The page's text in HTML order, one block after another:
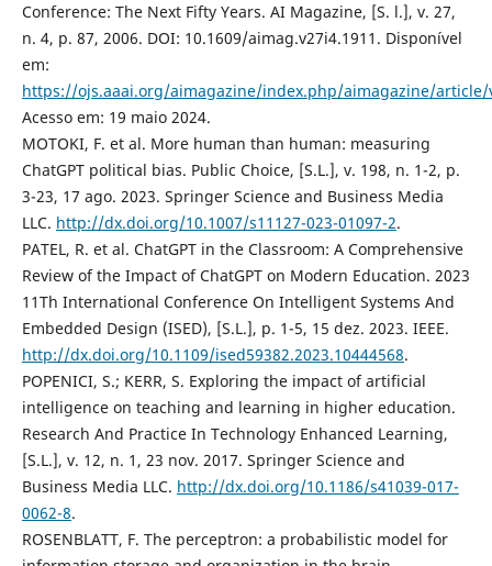
Conference: The Next Fifty Years. AI Magazine, [S. l.], v. 27,
n. 4, p. 87, 2006. DOI: 10.1609/aimag.v27i4.1911. Disponível
em:
https://ojs.aaai.org/aimagazine/index.php/aimagazine/article/
Acesso em: 19 maio 2024.
MOTOKI, F. et al. More human than human: measuring
ChatGPT political bias. Public Choice, [S.L.], v. 198, n. 1-2, p.
3-23, 17 ago. 2023. Springer Science and Business Media
LLC. http://dx.doi.org/10.1007/s11127-023-01097-2.
PATEL, R. et al. ChatGPT in the Classroom: A Comprehensive
Review of the Impact of ChatGPT on Modern Education. 2023
11Th International Conference On Intelligent Systems And
Embedded Design (ISED), [S.L.], p. 1-5, 15 dez. 2023. IEEE.
http://dx.doi.org/10.1109/ised59382.2023.10444568.
POPENICI, S.; KERR, S. Exploring the impact of artificial
intelligence on teaching and learning in higher education.
Research And Practice In Technology Enhanced Learning,
[S.L.], v. 12, n. 1, 23 nov. 2017. Springer Science and
Business Media LLC. http://dx.doi.org/10.1186/s41039-017-
0062-8.
ROSENBLATT, F. The perceptron: a probabilistic model for